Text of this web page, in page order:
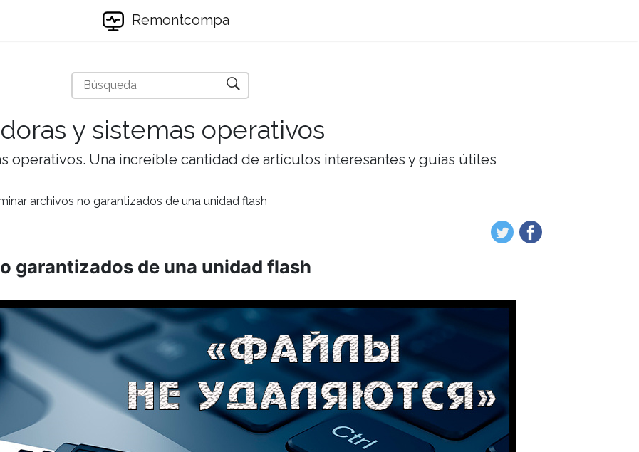
Remontcompa
y sistemas operativos
operativos. Una increíble cantidad de artículos interesantes y guías útiles
archivos no garantizados de una unidad flash
garantizados de una unidad flash